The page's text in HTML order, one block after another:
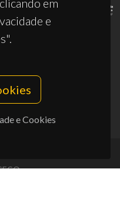
em
e
e Cookies
PRR2/50011/2025